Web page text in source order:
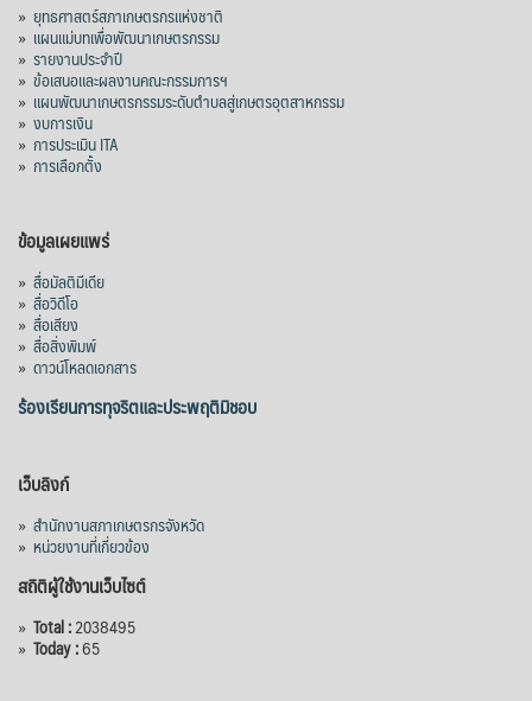
» ยุทธศาสตร์สภาเกษตรกรแห่งชาติ
» แผนแม่บทเพื่อพัฒนาเกษตรกรรม
» รายงานประจำปี
» ข้อเสนอและผลงานคณะกรรมการฯ
» แผนพัฒนาเกษตรกรรมระดับตำบลสู่เกษตรอุตสาหกรรม
» งบการเงิน
» การประเมิน ITA
» การเลือกตั้ง
ข้อมูลเผยแพร่
» สื่อมัลติมีเดีย
» สื่อวิดีโอ
» สื่อเสียง
» สื่อสิ่งพิมพ์
» ดาวน์โหลดเอกสาร
ร้องเรียนการทุจริตและประพฤติมิชอบ
เว็บลิงก์
» สำนักงานสภาเกษตรกรจังหวัด
» หน่วยงานที่เกี่ยวข้อง
สถิติผู้ใช้งานเว็บไซต์
» Total :2038495
» Today :65